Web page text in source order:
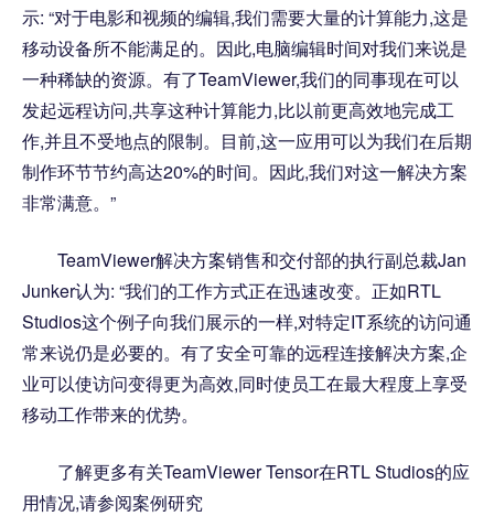
示: “对于电影和视频的编辑,我们需要大量的计算能力,这是
移动设备所不能满足的。因此,电脑编辑时间对我们来说是
一种稀缺的资源。有了TeamViewer,我们的同事现在可以
发起远程访问,共享这种计算能力,比以前更高效地完成工
作,并且不受地点的限制。目前,这一应用可以为我们在后期
制作环节节约高达20%的时间。因此,我们对这一解决方案
非常满意。”
TeamViewer解决方案销售和交付部的执行副总裁Jan
Junker认为: “我们的工作方式正在迅速改变。正如RTL
Studios这个例子向我们展示的一样,对特定IT系统的访问通
常来说仍是必要的。有了安全可靠的远程连接解决方案,企
业可以使访问变得更为高效,同时使员工在最大程度上享受
移动工作带来的优势。
了解更多有关TeamViewer Tensor在RTL Studios的应
用情况,请参阅案例研究